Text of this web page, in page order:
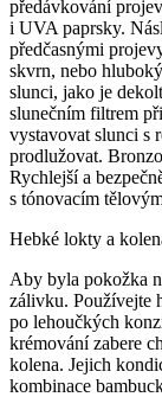
předávkování
i UVA paprsky.
předčasnými
skvrn, nebo
slunci, jako je
slunečním filtrem
vystavovat slunci s
prodlužovat.
Rychlejší a
s tónovacím
Hebké lokty a
Aby byla pokožka
zálivku. Používejte
po lehoučkých
krémování zabere
kolena. Jejich
kombinace